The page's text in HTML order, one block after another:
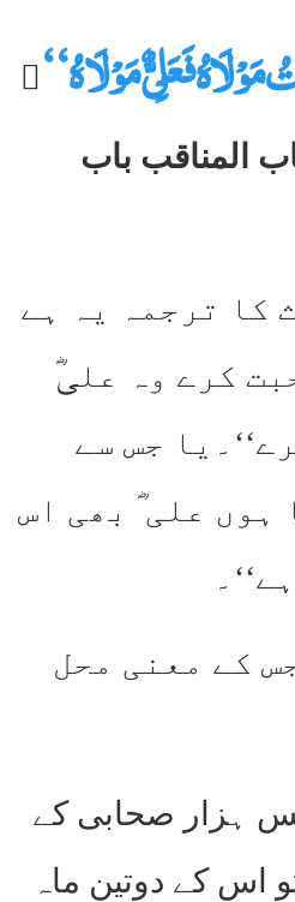
فَعَلِیٌّ مَوْلَا ہُ‘‘۔
المناقب باب
کا ترجمہ یہ ہے
کرے وہ علیؓ
جس سے
ہوں علی ؓ بھی اس
جس کے معنی محل
ہزار صحابی کے
اس کے دوتین ماہ